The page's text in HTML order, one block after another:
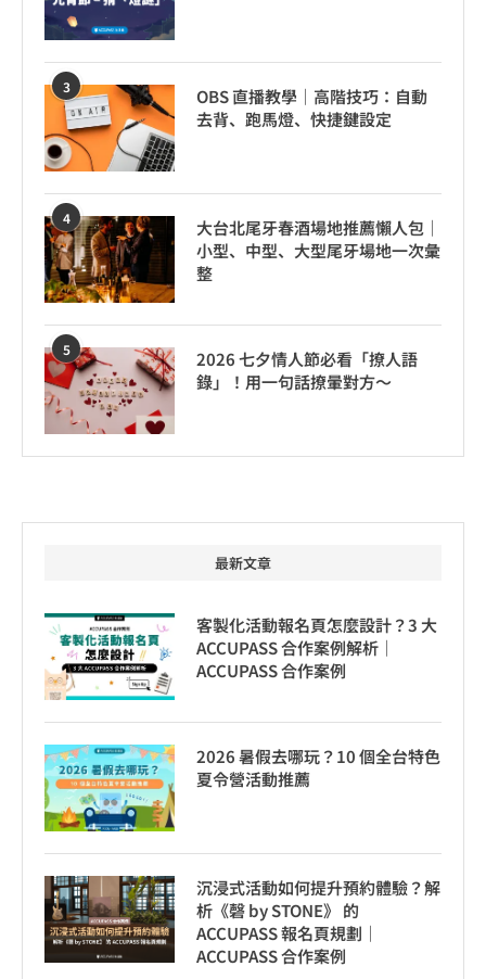
3
OBS 直播教學｜高階技巧：自動
去背、跑馬燈、快捷鍵設定
4
大台北尾牙春酒場地推薦懶人包｜
小型、中型、大型尾牙場地一次彙
整
5
2026 七夕情人節必看「撩人語
錄」！用一句話撩暈對方～
最新文章
客製化活動報名頁怎麼設計？3 大
ACCUPASS 合作案例解析｜
ACCUPASS 合作案例
2026 暑假去哪玩？10 個全台特色
夏令營活動推薦
沉浸式活動如何提升預約體驗？解
析《磬 by STONE》 的
ACCUPASS 報名頁規劃｜
ACCUPASS 合作案例